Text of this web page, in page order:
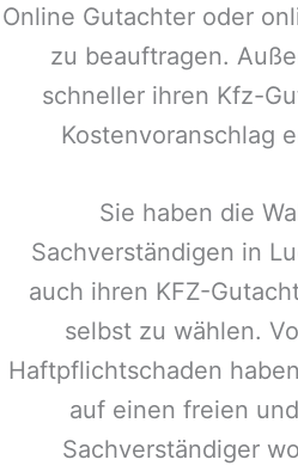
Online Gutachter oder
zu beauftragen.
schneller ihren Kfz-
Kostenvoranschlag
Sie haben die
Sachverständigen in
auch ihren KFZ-
selbst zu wählen.
Haftpflichtschaden
auf einen freien
Sachverständiger